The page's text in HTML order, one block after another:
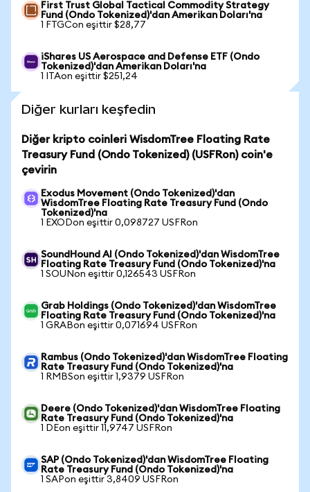
First Trust Global Tactical Commodity Strategy
Fund (Ondo Tokenized)'dan Amerikan Doları'na
1 FTGCon eşittir $28,77
iShares US Aerospace and Defense ETF (Ondo
Tokenized)'dan Amerikan Doları'na
1 ITAon eşittir $251,24
Diğer kurları keşfedin
Diğer kripto coinleri WisdomTree Floating Rate
Treasury Fund (Ondo Tokenized) (USFRon) coin'e
çevirin
Exodus Movement (Ondo Tokenized)'dan
WisdomTree Floating Rate Treasury Fund (Ondo
Tokenized)'na
1 EXODon eşittir 0,098727 USFRon
SoundHound AI (Ondo Tokenized)'dan WisdomTree
Floating Rate Treasury Fund (Ondo Tokenized)'na
1 SOUNon eşittir 0,126543 USFRon
Grab Holdings (Ondo Tokenized)'dan WisdomTree
Floating Rate Treasury Fund (Ondo Tokenized)'na
1 GRABon eşittir 0,071694 USFRon
Rambus (Ondo Tokenized)'dan WisdomTree Floating
Rate Treasury Fund (Ondo Tokenized)'na
1 RMBSon eşittir 1,9379 USFRon
Deere (Ondo Tokenized)'dan WisdomTree Floating
Rate Treasury Fund (Ondo Tokenized)'na
1 DEon eşittir 11,9747 USFRon
SAP (Ondo Tokenized)'dan WisdomTree Floating
Rate Treasury Fund (Ondo Tokenized)'na
1 SAPon eşittir 3,8409 USFRon